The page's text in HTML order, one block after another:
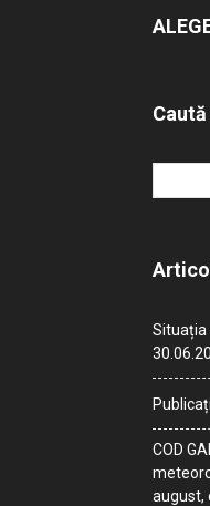
Caută
Situația
COD
august,